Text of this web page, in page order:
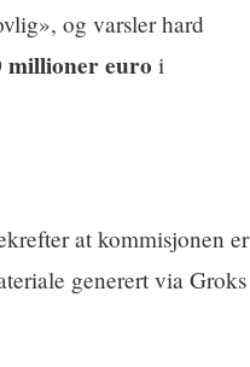
og varsler hard
millioner euro i
at kommisjonen er
generert via Groks